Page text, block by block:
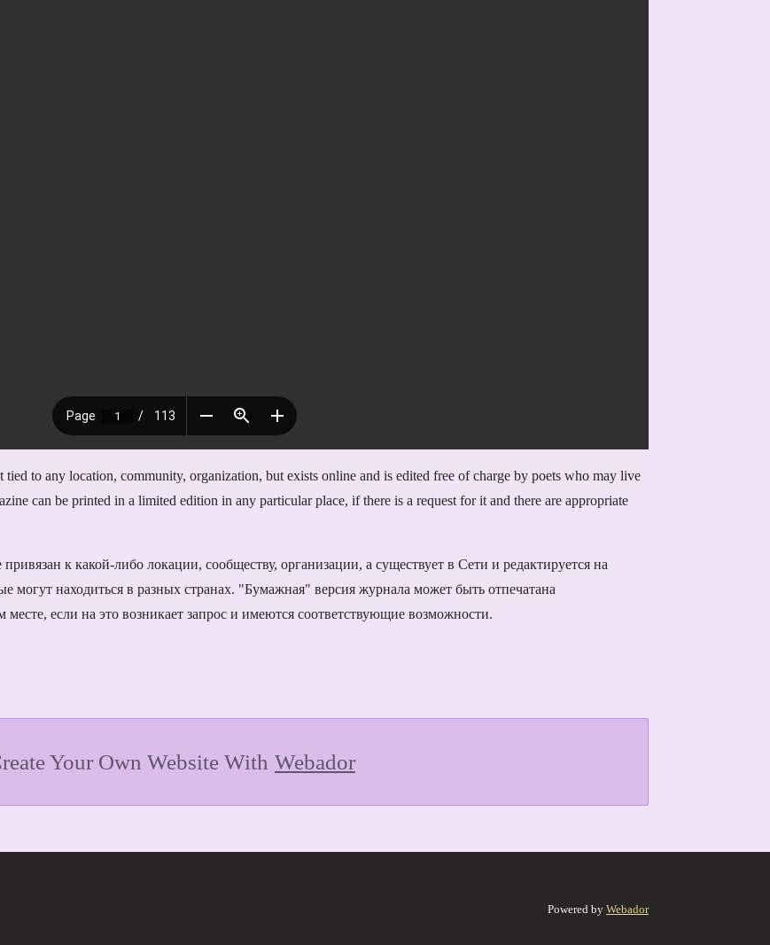
to any location, community, organization, but exists online and is edited free of charge by poets who may live
can be printed in a limited edition in any particular place, if there is a request for it and there are appropriate
к какой-либо локации, сообществу, организации, а существует в Сети и редактируется на
могут находиться в разных странах. "Бумажная" версия журнала может быть отпечатана
если на это возникает запрос и имеются соответствующие возможности.
Your Own Website With Webador
Powered by Webador